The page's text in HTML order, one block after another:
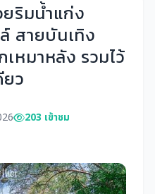
ริมน้ำแก่ง
สายบันเทิง
หมาหลัง รวมไว้
ว
203 เข้าชม